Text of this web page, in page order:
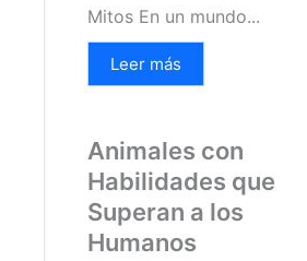
Mitos En un mundo...
Leer más
Animales con
Habilidades que
Superan a los
Humanos